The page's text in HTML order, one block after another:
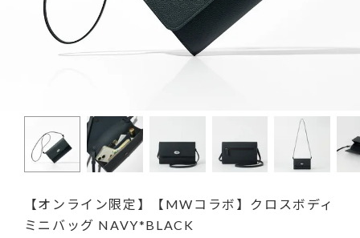
【オンライン限定】【MWコラボ】クロスボディ
ミニバッグ NAVY*BLACK